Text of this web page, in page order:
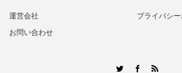
運営会社
プライバシ
お問い合わせ
TwitterFacebook